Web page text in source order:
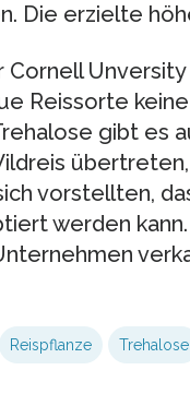
Die erzielte
Cornell
Reissorte
gibt es
vorstellten,
werden
Reispflanze Trehalose